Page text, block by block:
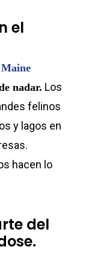
el
Maine
nadar. Los
felinos
y lagos en
hacen lo
del